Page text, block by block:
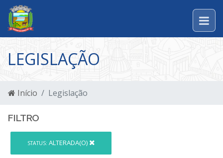
LEGISLAÇÃO
Início Legislação
FILTRO
STATUS: ALTERADA(O)